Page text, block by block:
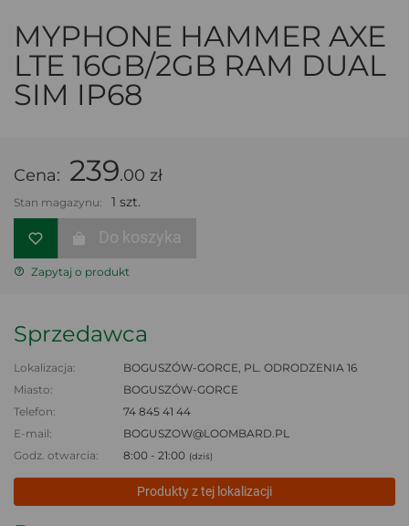
MYPHONE HAMMER AXE
LTE 16GB/2GB RAM DUAL
SIM IP68
Cena: 239.00 zł
Stan magazynu: 1 szt.
Do koszyka
Zapytaj o produkt
Sprzedawca
Lokalizacja:
BOGUSZÓW-GORCE, PL. ODRODZENIA 16
Miasto:
BOGUSZÓW-GORCE
Telefon:
74 845 41 44
E-mail:
BOGUSZOW@LOOMBARD.PL
Godz. otwarcia:
8:00 - 21:00 (dziś)
Produkty z tej lokalizacji